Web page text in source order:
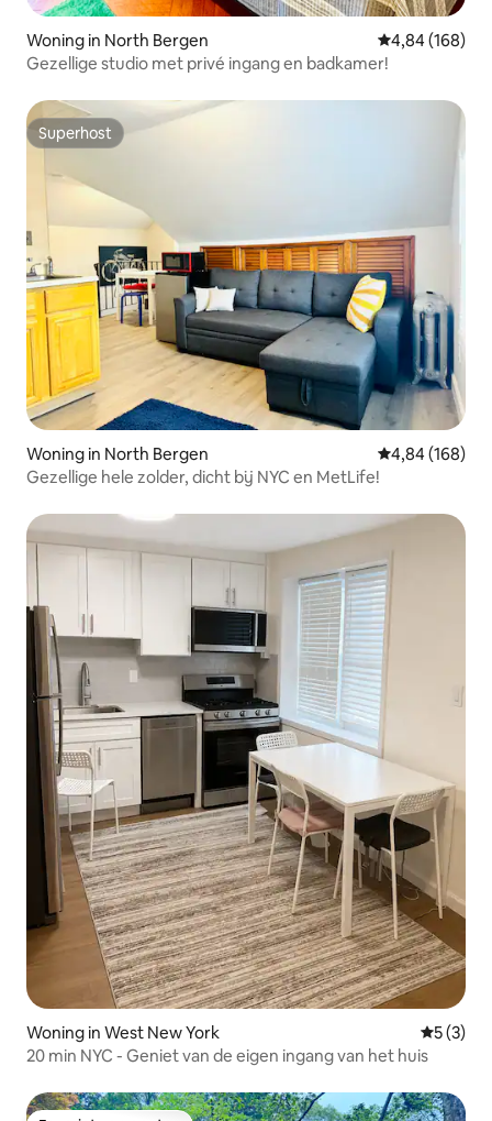
Woning in North Bergen Gemiddelde
4,84 (168)
Gezellige studio met privé ingang en badkamer!
Superhost
Superhost
Woning in North Bergen Gemiddelde
4,84 (168)
Gezellige hele zolder, dicht bij NYC en MetLife!
Woning in West New York
5 (3)
20 min NYC - Geniet van de eigen ingang van het huis